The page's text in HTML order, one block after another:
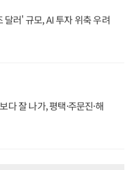
러' 규모, AI 투자 위축 우려
잘 나가, 평택·주문진·해